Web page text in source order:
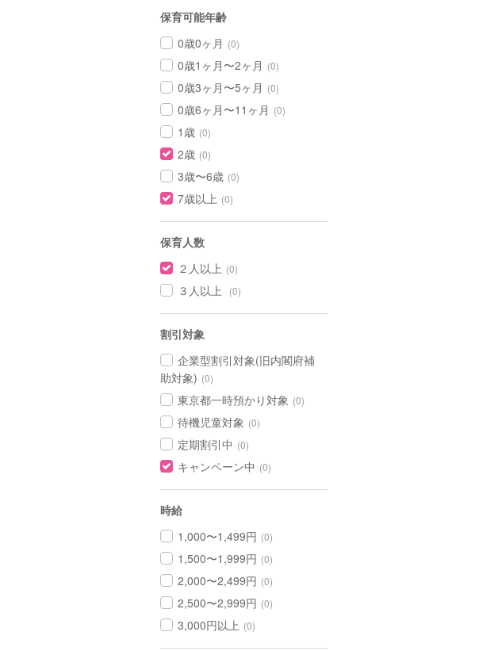
保育可能年齢
0歳0ヶ月 (0)
0歳1ヶ月〜2ヶ月 (0)
0歳3ヶ月〜5ヶ月 (0)
0歳6ヶ月〜11ヶ月 (0)
1歳 (0)
2歳 (0)
3歳〜6歳 (0)
7歳以上 (0)
保育人数
２人以上 (0)
３人以上 (0)
割引対象
企業型割引対象(旧内閣府補
助対象) (0)
東京都一時預かり対象 (0)
待機児童対象 (0)
定期割引中 (0)
キャンペーン中 (0)
時給
1,000〜1,499円 (0)
1,500〜1,999円 (0)
2,000〜2,499円 (0)
2,500〜2,999円 (0)
3,000円以上 (0)